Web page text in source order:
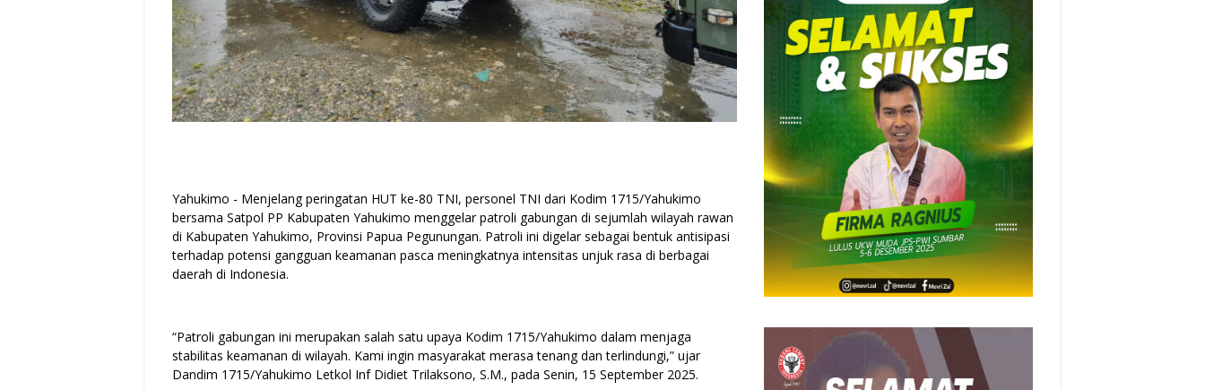
Yahukimo - Menjelang peringatan HUT ke-80 TNI, personel TNI dari Kodim 1715/Yahukimo
bersama Satpol PP Kabupaten Yahukimo menggelar patroli gabungan di sejumlah wilayah rawan
di Kabupaten Yahukimo, Provinsi Papua Pegunungan. Patroli ini digelar sebagai bentuk antisipasi
terhadap potensi gangguan keamanan pasca meningkatnya intensitas unjuk rasa di berbagai
daerah di Indonesia.
“Patroli gabungan ini merupakan salah satu upaya Kodim 1715/Yahukimo dalam menjaga
stabilitas keamanan di wilayah. Kami ingin masyarakat merasa tenang dan terlindungi,” ujar
Dandim 1715/Yahukimo Letkol Inf Didiet Trilaksono, S.M., pada Senin, 15 September 2025.